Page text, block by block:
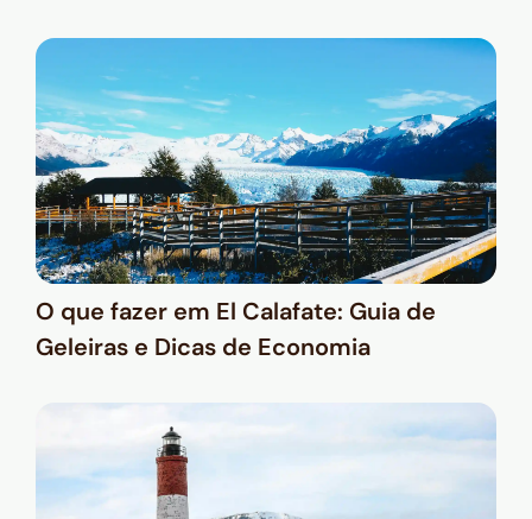
O que fazer em El Calafate: Guia de
Geleiras e Dicas de Economia